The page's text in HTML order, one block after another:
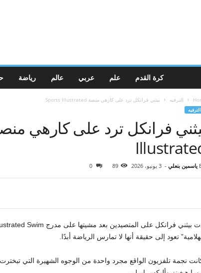
رياضة عالم عربي علم كرة القدم
الترفيه بيثني فرانكل ترد على كارهي منصة Sports Illustrated
الترفيه
ياسمين بنعلي - 3 يونيو، 2026 89
0
تعود إلى حقيقة أنها لا تمارس الرياضة أبدًا.
نجمة تلفزيون الواقع مجرد واحدة من الوجوه الشهيرة التي